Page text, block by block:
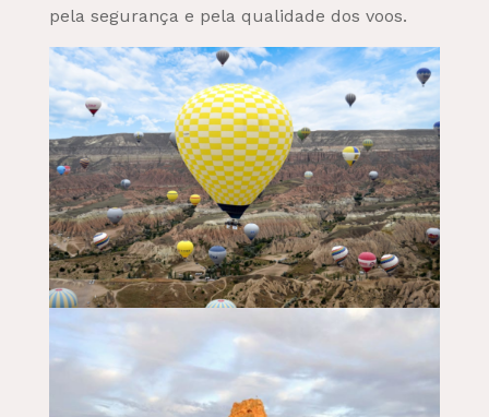
pela segurança e pela qualidade dos voos.